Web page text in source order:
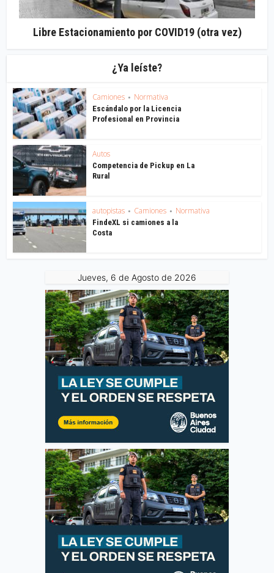
Libre Estacionamiento por COVID19 (otra vez)
¿Ya leíste?
Camiones • Normativa
Escándalo por la Licencia
Profesional en Provincia
Autos
Competencia de Pickup en La
Rural
autopistas • Camiones • Normativa
FindeXL si camiones a la
Costa
Jueves, 6 de Agosto de 2026